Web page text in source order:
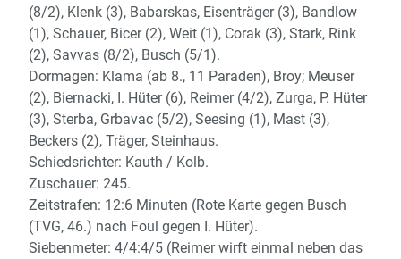
(8/2), Klenk (3), Babarskas, Eisenträger (3), Bandlow
(1), Schauer, Bicer (2), Weit (1), Corak (3), Stark, Rink
(2), Savvas (8/2), Busch (5/1).
Dormagen: Klama (ab 8., 11 Paraden), Broy; Meuser
(2), Biernacki, I. Hüter (6), Reimer (4/2), Zurga, P. Hüter
(3), Sterba, Grbavac (5/2), Seesing (1), Mast (3),
Beckers (2), Träger, Steinhaus.
Schiedsrichter: Kauth / Kolb.
Zuschauer: 245.
Zeitstrafen: 12:6 Minuten (Rote Karte gegen Busch
(TVG, 46.) nach Foul gegen I. Hüter).
Siebenmeter: 4/4:4/5 (Reimer wirft einmal neben das